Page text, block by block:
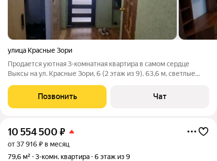
улица Красные Зори
Продается уютная 3-комнатная квартира в самом сердце
Выксы на ул. Красные Зори, 6 (2 этаж из 9). 63,6 м, светлые
натяжные потолки, застеклённый балкон и прочная
металлическая дверь. Санузел
Позвонить Чат
10 554 500 ₽
от 37 916 ₽ в месяц
79,6 м²
3-комн. квартира 6 этаж из 9